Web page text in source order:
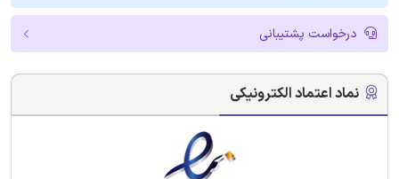
درخواست پشتیبانی
نماد اعتماد الکترونیکی